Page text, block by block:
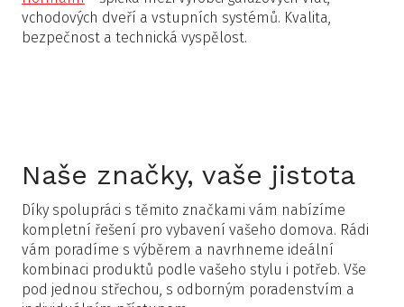
vchodových dveří a vstupních systémů. Kvalita,
bezpečnost a technická vyspělost.
Naše značky, vaše jistota
Díky spolupráci s těmito značkami vám nabízíme
kompletní řešení pro vybavení vašeho domova. Rádi
vám poradíme s výběrem a navrhneme ideální
kombinaci produktů podle vašeho stylu i potřeb. Vše
pod jednou střechou, s odborným poradenstvím a